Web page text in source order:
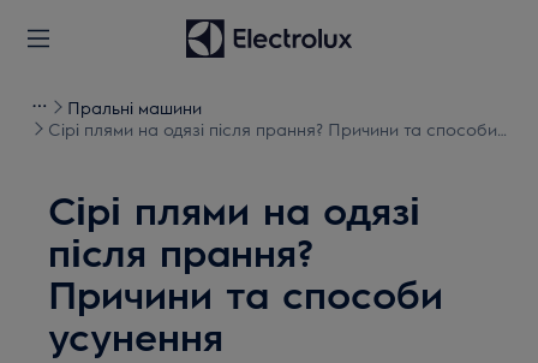
Пральні машини
Сірі плями на одязі після прання? Причини та способи
Сірі плями на одязі
після прання?
Причини та способи
усунення